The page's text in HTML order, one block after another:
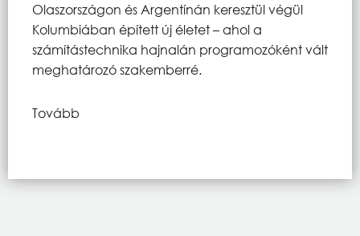
Olaszországon és Argentínán keresztül végül
Kolumbiában épített új életet – ahol a
számítástechnika hajnalán programozóként vált
meghatározó szakemberré.
Tovább